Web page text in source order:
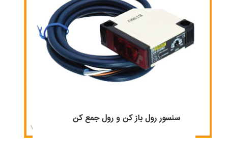
سنسور رول باز کن و رول جمع کن